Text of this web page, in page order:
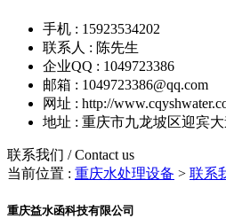
手机 : 15923534202
联系人 : 陈先生
企业QQ : 1049723386
邮箱 : 1049723386@qq.com
网址 : http://
地址 : 重庆市九龙坡区迎宾
联系我们 / Contact us
当前位置 : 重庆水处理设备 > 联系
重庆益水函科技有限公司